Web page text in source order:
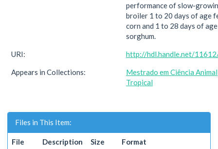
performance of slow-
broiler 1 to 20 days of age
corn and 1 to 28 days of
sorghum.
URI: http://hdl.handle.net/
Appears in Collections:
Mestrado em Ciência Animal
Tropical
Files in This Item:
File Description Size Format